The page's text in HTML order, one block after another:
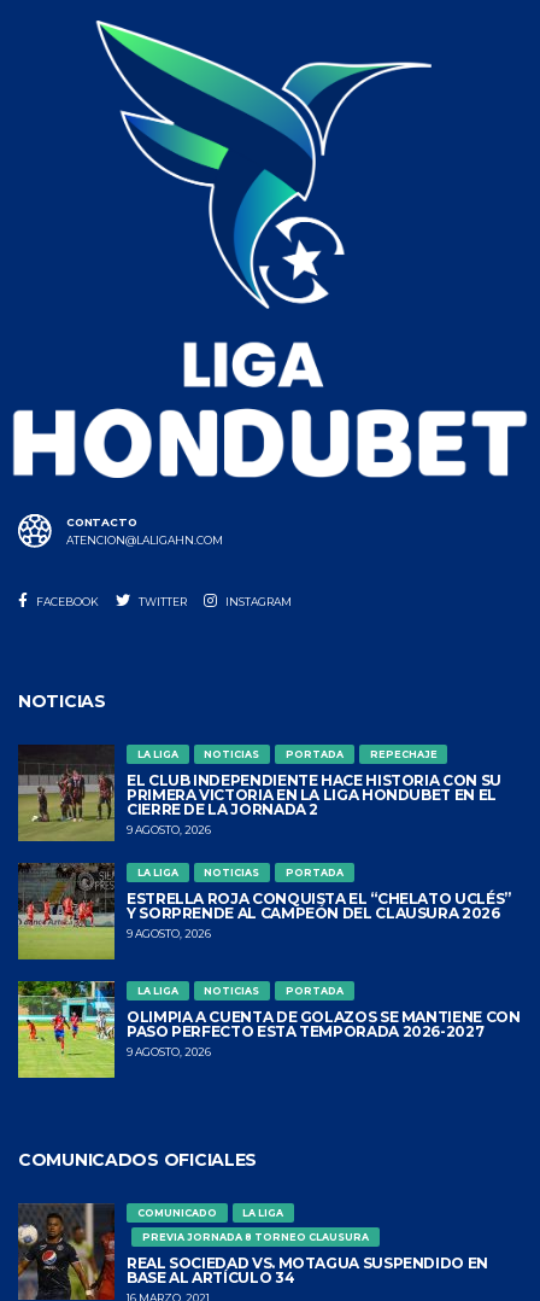
CONTACTO
ATENCION@LALIGAHN.COM
FACEBOOK TWITTER INSTAGRAM
NOTICIAS
LA LIGA NOTICIAS PORTADA REPECHAJE
EL CLUB INDEPENDIENTE HACE HISTORIA CON SU
PRIMERA VICTORIA EN LA LIGA HONDUBET EN EL
CIERRE DE LA JORNADA 2
9 AGOSTO, 2026
LA LIGA NOTICIAS PORTADA
ESTRELLA ROJA CONQUISTA EL “CHELATO UCLÉS”
Y SORPRENDE AL CAMPEÓN DEL CLAUSURA 2026
9 AGOSTO, 2026
LA LIGA NOTICIAS PORTADA
OLIMPIA A CUENTA DE GOLAZOS SE MANTIENE CON
PASO PERFECTO ESTA TEMPORADA 2026-2027
9 AGOSTO, 2026
COMUNICADOS OFICIALES
COMUNICADO
LA LIGA
PREVIA JORNADA 8 TORNEO CLAUSURA
REAL SOCIEDAD VS. MOTAGUA SUSPENDIDO EN
BASE AL ARTÍCULO 34
16 MARZO, 2021